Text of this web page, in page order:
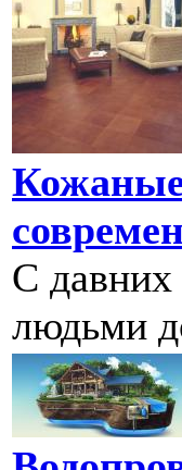
С давних
людьми